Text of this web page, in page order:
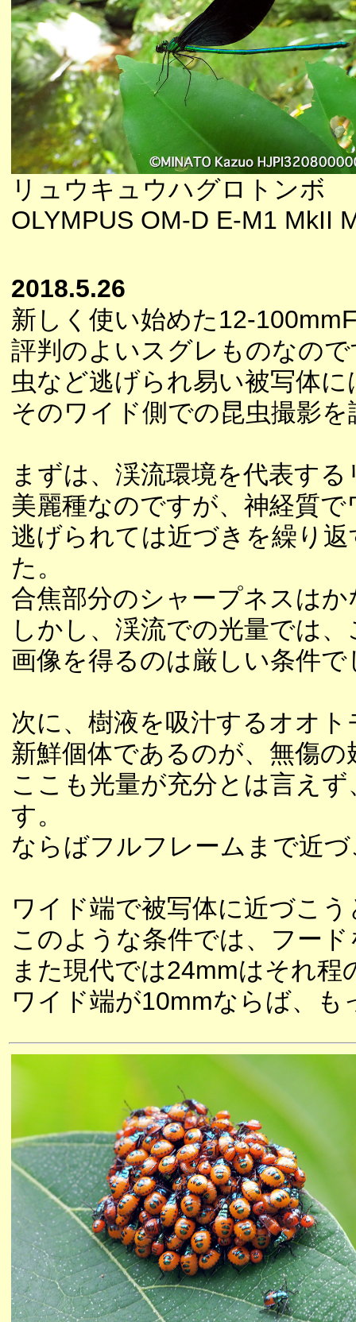
リュウキュウハグロトンボ
OLYMPUS OM-D E-M1 MkII
2018.5.26
新しく使い始めた12-
評判のよいスグレものなの
虫など逃げられ易い被写体
そのワイド側での昆虫撮影
まずは、渓流環境を代表す
美麗種なのですが、神経質
逃げられては近づきを繰り
た。
合焦部分のシャープネスは
しかし、渓流での光量では
画像を得るのは厳しい条件で
次に、樹液を吸汁するオオト
新鮮個体であるのが、無傷
ここも光量が充分とは言え
す。
ならばフルフレームまで近
ワイド端で被写体に近づこ
このような条件では、フー
また現代では24mmはそれ
ワイド端が10mmならば、